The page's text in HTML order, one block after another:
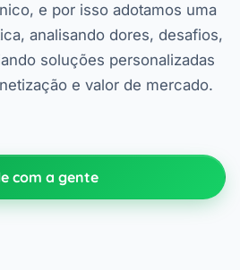
e por isso adotamos uma
analisando dores, desafios,
soluções personalizadas
e valor de mercado.
com a gente